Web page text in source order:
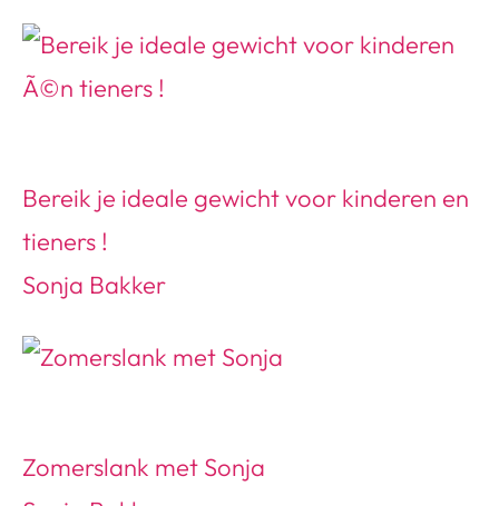
Bereik je ideale gewicht voor kinderen en
tieners !
Sonja Bakker
Zomerslank met Sonja